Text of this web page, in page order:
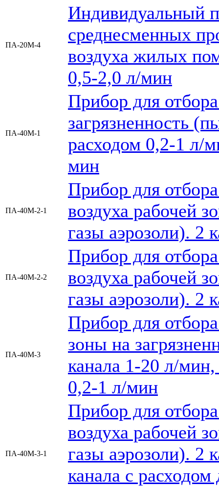
ПА-20М-4
Индивидуальный
среднесменных
воздуха жилых
0,5-2,0 л/мин
ПА-40М-1
Прибор для
загрязненность
расходом 0,2-1 л/
мин
ПА-40М-2-1
Прибор для
воздуха рабочей
газы аэрозоли). 2
ПА-40М-2-2
Прибор для
воздуха рабочей
газы аэрозоли). 2
ПА-40М-3
Прибор для
зоны на
канала 1-20 л/
0,2-1 л/мин
ПА-40М-3-1
Прибор для
воздуха рабочей
газы аэрозоли). 2
канала с